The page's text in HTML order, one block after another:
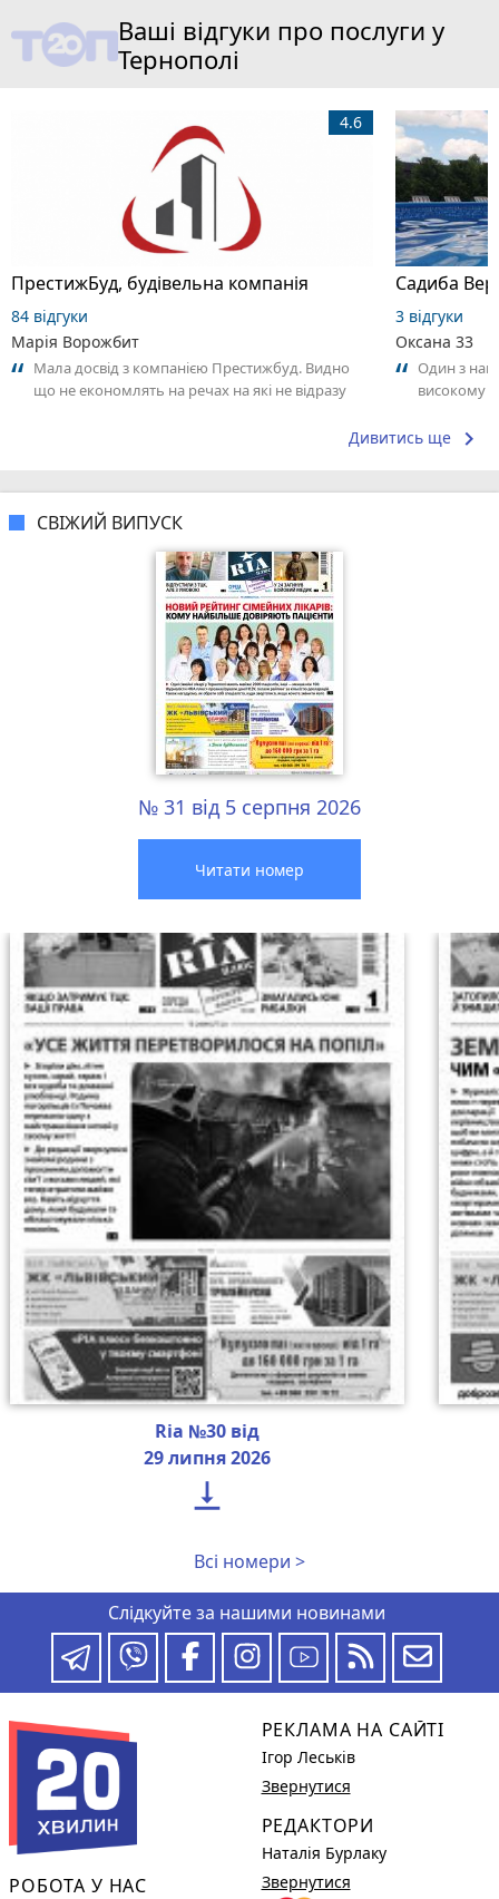
Ваші відгуки про послуги у
Тернополі
ПрестижБуд, будівельна компанія
4.6
84 відгуки
Марія Ворожбит
Мала досвід з компанією Престижбуд. Видно
що не економлять на речах на які не відразу
Садиба
3 відгуки
Оксана 33
Один з
високому
Дивитись ще keyboard_arrow_right
СВІЖИЙ ВИПУСК
№ 31 від 5 серпня 2026
Читати номер
Ria №30 від
29 липня 2026

Всі номери >
Слідкуйте за нашими новинами
РОБОТА У НАС
РЕКЛАМА НА САЙТІ
Ігор Леськів
Звернутися
РЕДАКТОРИ
Наталія Бурлаку
Звернутися